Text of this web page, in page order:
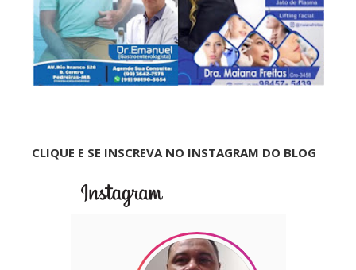
CLIQUE E SE INSCREVA NO INSTAGRAM DO BLOG